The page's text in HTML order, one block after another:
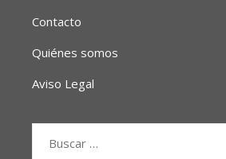
Contacto
Quiénes somos
Aviso Legal